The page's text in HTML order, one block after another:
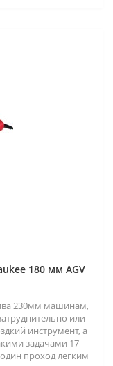
180 мм AGV
230мм машинам,
или
инструмент, а
задачами 17-
один проход легким